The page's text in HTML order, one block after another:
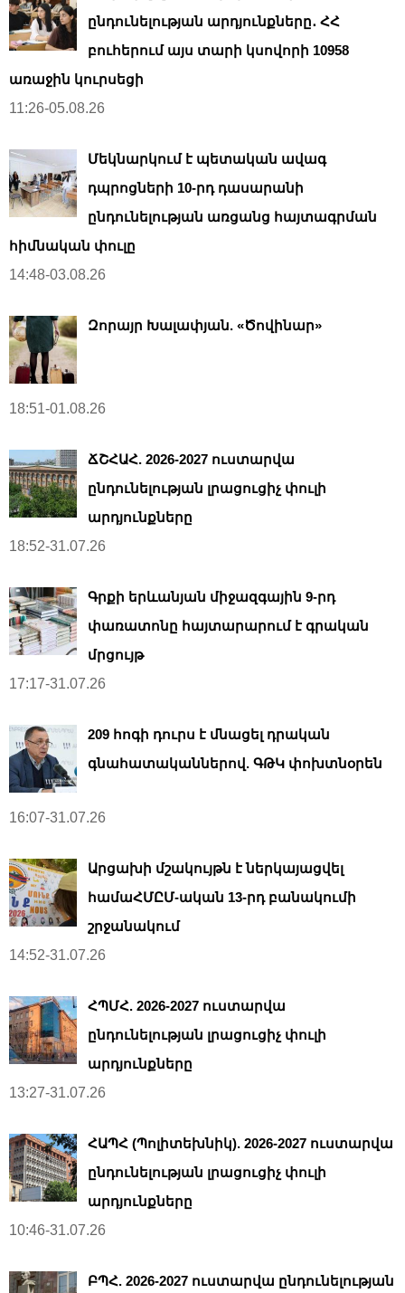
ընդունելության արդյունքները․ ՀՀ
բուհերում այս տարի կսովորի 10958
առաջին կուրսեցի
11:26-05.08.26
Մեկնարկում է պետական ավագ
դպրոցների 10-րդ դասարանի
ընդունելության առցանց հայտագրման
հիմնական փուլը
14:48-03.08.26
Զորայր Խալափյան. «Ծովինար»
18:51-01.08.26
ՃՇՀԱՀ. 2026-2027 ուստարվա
ընդունելության լրացուցիչ փուլի
արդյունքները
18:52-31.07.26
Գրքի երևանյան միջազգային 9-րդ
փառատոնը հայտարարում է գրական
մրցույթ
17:17-31.07.26
209 հոգի դուրս է մնացել դրական
գնահատականներով. ԳԹԿ փոխտնօրեն
16:07-31.07.26
Արցախի մշակույթն է ներկայացվել
համաՀՄԸՄ-ական 13-րդ բանակումի
շրջանակում
14:52-31.07.26
ՀՊՄՀ. 2026-2027 ուստարվա
ընդունելության լրացուցիչ փուլի
արդյունքները
13:27-31.07.26
ՀԱՊՀ (Պոլիտեխնիկ). 2026-2027 ուստարվա
ընդունելության լրացուցիչ փուլի
արդյունքները
10:46-31.07.26
ԲՊՀ. 2026-2027 ուստարվա ընդունելության